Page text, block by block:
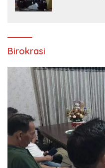
Birokrasi